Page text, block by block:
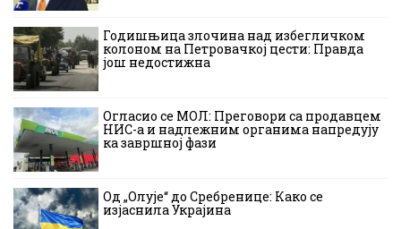
Годишњица злочина над избегличком
колоном на Петровачкој цести: Правда
још недостижна
Огласио се МОЛ: Преговори са продавцем
НИС-а и надлежним органима напредују
ка завршној фази
Од „Олује“ до Сребренице: Како се
изјаснила Украјина